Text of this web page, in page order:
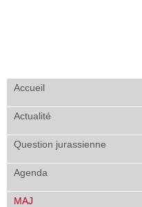
Accueil
Actualité
Question jurassienne
Agenda
MAJ